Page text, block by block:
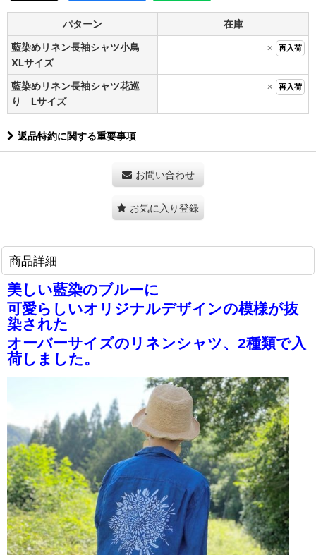
パターン
在庫
藍染めリネン長袖シャツ小鳥
XLサイズ
× 再入荷
藍染めリネン長袖シャツ花巡
り Lサイズ
× 再入荷
返品特約に関する重要事項
お問い合わせ
お気に入り登録
商品詳細
美しい藍染のブルーに
可愛らしいオリジナルデザインの模様が抜
染された
オーバーサイズのリネンシャツ、 2種類で入
荷しました。